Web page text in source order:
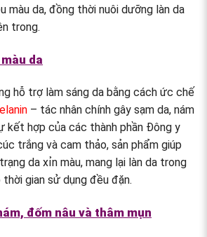
màu da, đồng thời nuôi dưỡng làn da
trong.
da
hỗ trợ làm sáng da bằng cách ức chế
– tác nhân chính gây sạm da, nám
kết hợp của các thành phần Đông y
trắng và cam thảo, sản phẩm giúp
da xỉn màu, mang lại làn da trong
gian sử dụng đều đặn.
đốm nâu và thâm mụn